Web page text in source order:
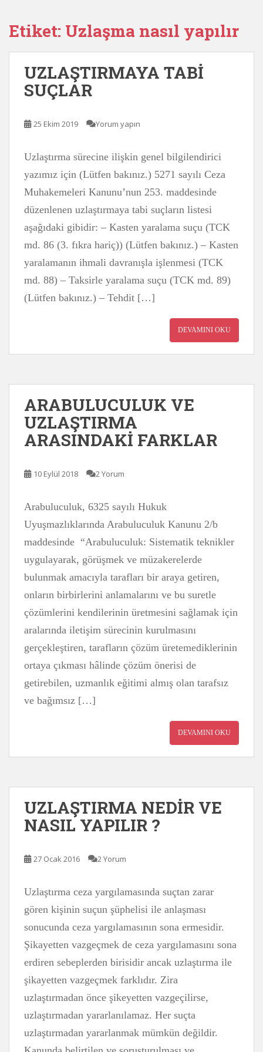
Etiket: Uzlaşma nasıl yapılır
UZLAŞTIRMAYA TABİ
SUÇLAR
25 Ekim 2019 Yorum yapın
Uzlaştırma sürecine ilişkin genel bilgilendirici
yazımız için (Lütfen bakınız.) 5271 sayılı Ceza
Muhakemeleri Kanunu’nun 253. maddesinde
düzenlenen uzlaştırmaya tabi suçların listesi
aşağıdaki gibidir: – Kasten yaralama suçu (TCK
md. 86 (3. fıkra hariç)) (Lütfen bakınız.) – Kasten
yaralamanın ihmali davranışla işlenmesi (TCK
md. 88) – Taksirle yaralama suçu (TCK md. 89)
(Lütfen bakınız.) – Tehdit […]
DEVAMINI OKU
ARABULUCULUK VE
UZLAŞTIRMA
ARASINDAKİ FARKLAR
10 Eylül 2018 2 Yorum
Arabuluculuk, 6325 sayılı Hukuk
Uyuşmazlıklarında Arabuluculuk Kanunu 2/b
maddesinde “Arabuluculuk: Sistematik teknikler
uygulayarak, görüşmek ve müzakerelerde
bulunmak amacıyla tarafları bir araya getiren,
onların birbirlerini anlamalarını ve bu suretle
çözümlerini kendilerinin üretmesini sağlamak için
aralarında iletişim sürecinin kurulmasını
gerçekleştiren, tarafların çözüm üretemediklerinin
ortaya çıkması hâlinde çözüm önerisi de
getirebilen, uzmanlık eğitimi almış olan tarafsız
ve bağımsız […]
DEVAMINI OKU
UZLAŞTIRMA NEDİR VE
NASIL YAPILIR ?
27 Ocak 2016 2 Yorum
Uzlaştırma ceza yargılamasında suçtan zarar
gören kişinin suçun şüphelisi ile anlaşması
sonucunda ceza yargılamasının sona ermesidir.
Şikayetten vazgeçmek de ceza yargılamasını sona
erdiren sebeplerden birisidir ancak uzlaştırma ile
şikayetten vazgeçmek farklıdır. Zira
uzlaştırmadan önce şikeyetten vazgeçilirse,
uzlaştırmadan yararlanılamaz. Her suçta
uzlaştırmadan yararlanmak mümkün değildir.